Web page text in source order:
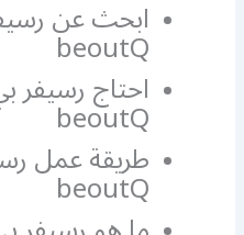
ابحث عن
beoutQ
احتاج رسيفر
beoutQ
طريقة عمل
beoutQ